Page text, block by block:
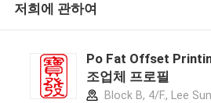
저희에 관하여
Po Fat Offset
조업체 프로필
Block B, 4/F., Lee